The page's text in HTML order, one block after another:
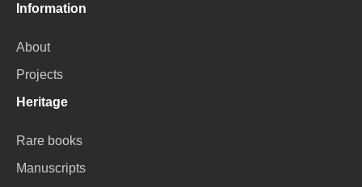
Information
About
Projects
Heritage
Rare books
Manuscripts